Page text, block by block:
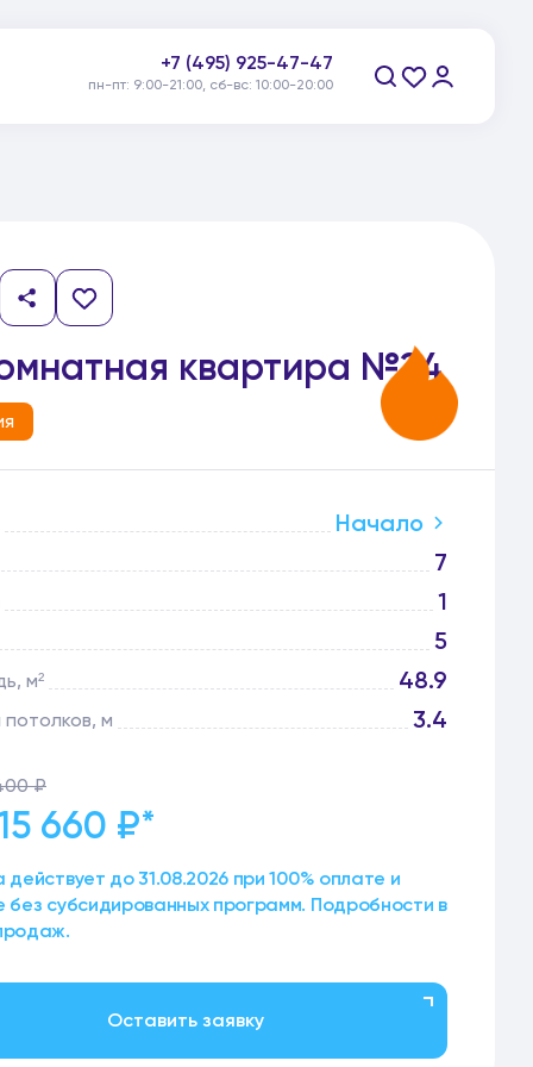
+7 (495) 925-47-47
пн-пт: 9:00-21:00, сб-вс: 10:00-20:00
квартира №24
Начало
7
1
5
м² 48.9
м 3.4
₽
660 ₽*
действует до 31.08.2026 при 100% оплате и
без субсидированных программ. Подробности в
Оставить заявку